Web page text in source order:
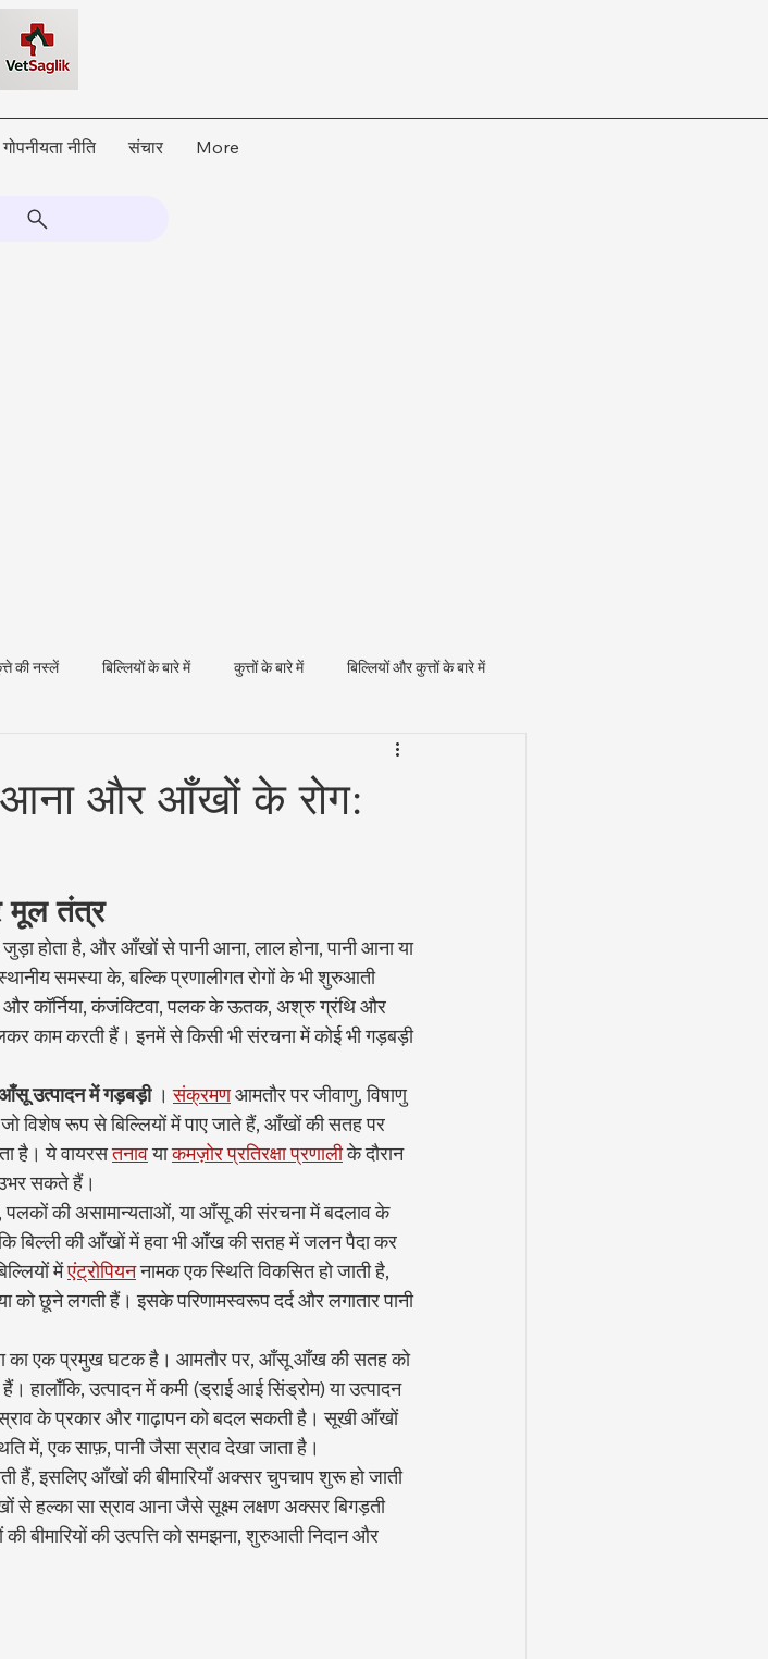
गोपनीयता नीति संचार More
की नस्लें बिल्लियों के बारे में कुत्तों के बारे में बिल्लियों और कुत्तों के बारे में
आना और आँखों के रोग:
मूल तंत्र
होता है, और आँखों से पानी आना, लाल होना, पानी आना या
समस्या के, बल्कि प्रणालीगत रोगों के भी शुरुआती
और कॉर्निया, कंजंक्टिवा, पलक के ऊतक, अश्रु ग्रंथि और
काम करती हैं। इनमें से किसी भी संरचना में कोई भी गड़बड़ी
उत्पादन में गड़बड़ी । संक्रमण आमतौर पर जीवाणु, विषाणु
विशेष रूप से बिल्लियों में पाए जाते हैं, आँखों की सतह पर
है। ये वायरस तनाव या कमज़ोर प्रतिरक्षा प्रणाली के दौरान
सकते हैं।
पलकों की असामान्यताओं, या आँसू की संरचना में बदलाव के
बिल्ली की आँखों में हवा भी आँख की सतह में जलन पैदा कर
में एंट्रोपियन नामक एक स्थिति विकसित हो जाती है,
छूने लगती हैं। इसके परिणामस्वरूप दर्द और लगातार पानी
का एक प्रमुख घटक है। आमतौर पर, आँसू आँख की सतह को
उत्पादन में कमी (ड्राई आई सिंड्रोम) या उत्पादन
स्राव के प्रकार और गाढ़ापन को बदल सकती है। सूखी आँखों
में, एक साफ़, पानी जैसा स्राव देखा जाता है।
हैं, इसलिए आँखों की बीमारियाँ अक्सर चुपचाप शुरू हो जाती
से हल्का सा स्राव आना जैसे सूक्ष्म लक्षण अक्सर बिगड़ती
की उत्पत्ति को समझना, शुरुआती निदान और